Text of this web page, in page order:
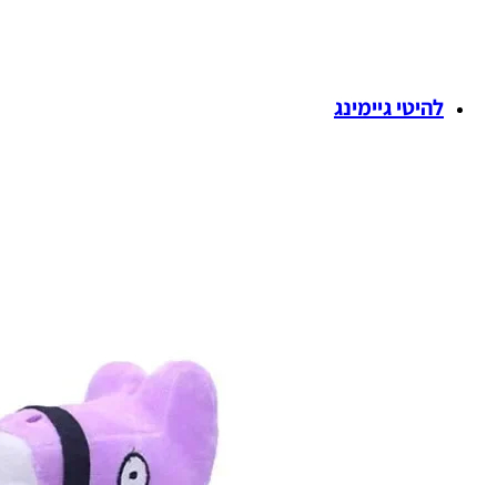
להיטי גיימינג